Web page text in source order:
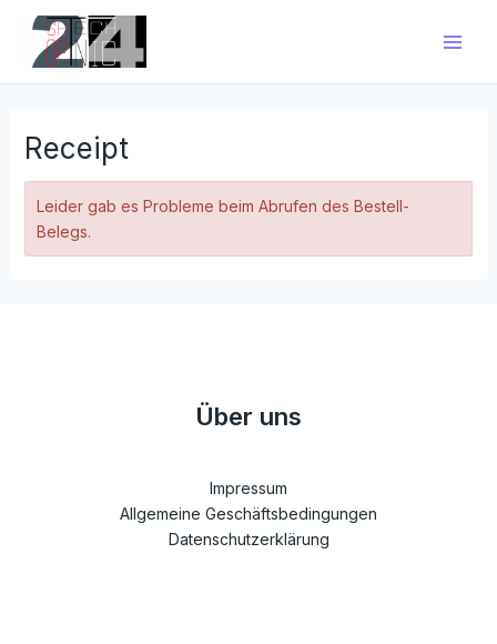
springen
Receipt
Leider gab es Probleme beim Abrufen des Bestell-
Belegs.
Über uns
Impressum
Allgemeine Geschäftsbedingungen
Datenschutzerklärung